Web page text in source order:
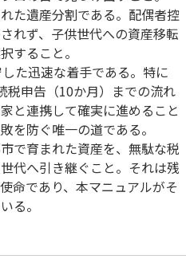
た遺産分割である。配偶者控
れず、子供世代への資産移転
すること。
た迅速な着手である。特に
税申告（10か月）までの流れ
と連携して確実に進めること
を防ぐ唯一の道である。
で育まれた資産を、無駄な税
代へ引き継ぐこと。それは残
命であり、本マニュアルがそ
る。